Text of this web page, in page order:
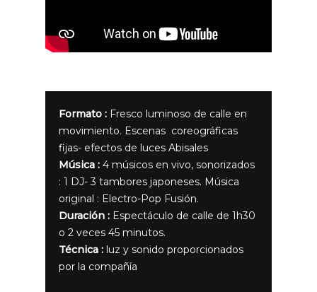
Formato : Fresco luminoso de calle en
movimiento. Escenas coreográficas
fijas- efectos de luces Abisales
Música : 4 músicos en vivo, sonorizados
: 1 DJ- 3 tambores japoneses. Música
original : Electro-Pop Fusión.
Duración : Espectáculo de calle de 1h30
o 2 veces 45 minutos.
Técnica : luz y sonido proporcionados
por la compañía